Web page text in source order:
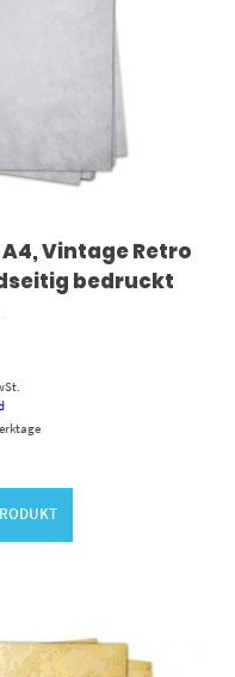
Vintage Retro
bedruckt